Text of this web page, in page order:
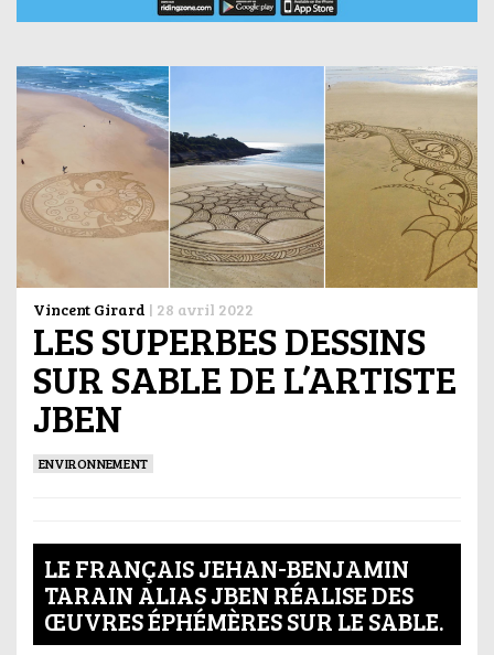
Vincent Girard | 28 avril 2022
LES SUPERBES DESSINS
SUR SABLE DE L’ARTISTE
JBEN
ENVIRONNEMENT
LE FRANÇAIS JEHAN-BENJAMIN
TARAIN ALIAS JBEN RÉALISE DES
ŒUVRES ÉPHÉMÈRES SUR LE SABLE.